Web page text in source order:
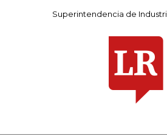
Superintendencia de